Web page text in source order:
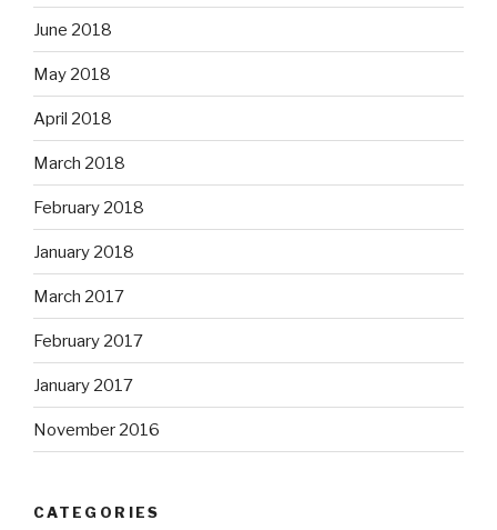
June 2018
May 2018
April 2018
March 2018
February 2018
January 2018
March 2017
February 2017
January 2017
November 2016
CATEGORIES